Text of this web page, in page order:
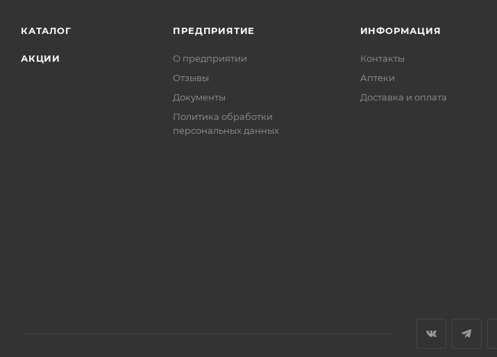
КАТАЛОГ
АКЦИИ
ПРЕДПРИЯТИЕ
О предприятии
Отзывы
Документы
Политика обработки
персональных данных
ИНФОРМАЦИЯ
Контакты
Аптеки
Доставка и оплата